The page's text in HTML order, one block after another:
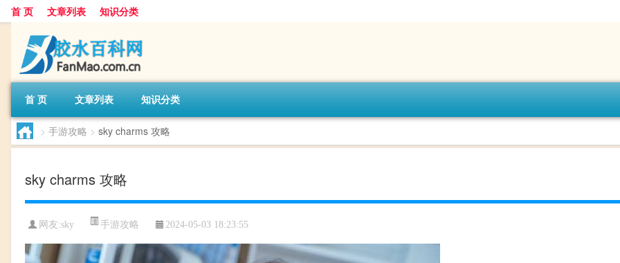
首 页 文章列表 知识分类
首 页 文章列表 知识分类
> 手游攻略 > sky charms 攻略
sky charms 攻略
网友:sky 手游攻略 2024-05-03 18:23:55